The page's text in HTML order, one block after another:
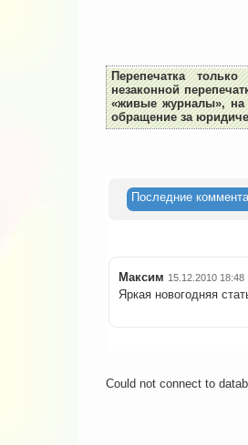
Перепечатка
незаконной
«живые журналы», на
обращение за
Последние
Максим 15.12.2010 18:48
Яркая новогодняя
Could not connect to